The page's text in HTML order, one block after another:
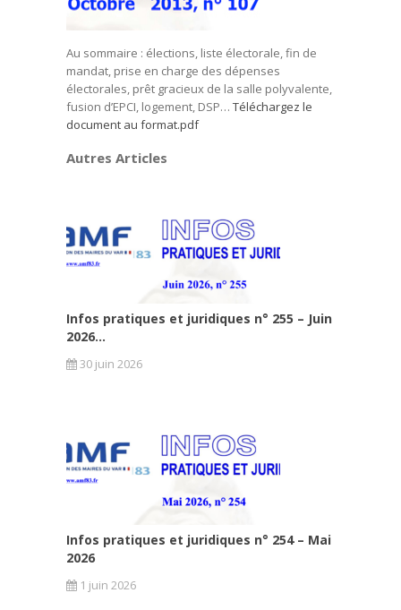
Au sommaire : élections, liste électorale, fin de
mandat, prise en charge des dépenses
électorales, prêt gracieux de la salle polyvalente,
fusion d’EPCI, logement, DSP… Téléchargez le
document au format.pdf
Autres Articles
Infos pratiques et juridiques n° 255 – Juin
2026...
30 juin 2026
Infos pratiques et juridiques n° 254 – Mai
2026
1 juin 2026